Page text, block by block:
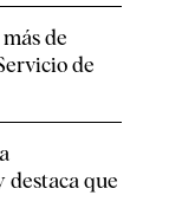
de
de
destaca que